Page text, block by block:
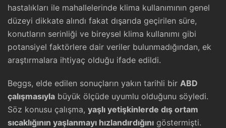
hastalıkları ile mahallelerinde klima kullanımının genel
düzeyi dikkate alındı fakat dışarıda geçirilen süre,
konutların serinliği ve bireysel klima kullanımı gibi
potansiyel faktörlere dair veriler bulunmadığından, ek
araştırmalara ihtiyaç olduğu ifade edildi.
Beggs, elde edilen sonuçların yakın tarihli bir ABD
çalışmasıyla büyük ölçüde uyumlu olduğunu söyledi.
Söz konusu çalışma, yaşlı yetişkinlerde dış ortam
sıcaklığının yaşlanmayı hızlandırdığını göstermişti.